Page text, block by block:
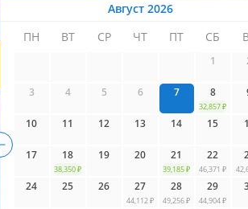
Август 2026
ПН
ВТ СР ЧТ ПТ СБ
1
3 4 5 6 7 8
32,857 ₽
10 11 12 13 14 15
17 18
38,350 ₽
19 20 21
39,185 ₽
22
46,371 ₽
24 25 26 27
44,112 ₽
28
49,256 ₽
29
44,904 ₽